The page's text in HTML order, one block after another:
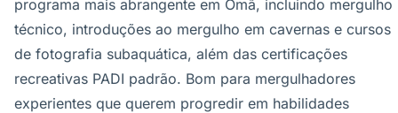
programa mais abrangente em Omã, incluindo mergulho
técnico, introduções ao mergulho em cavernas e cursos
de fotografia subaquática, além das certificações
recreativas PADI padrão. Bom para mergulhadores
experientes que querem progredir em habilidades